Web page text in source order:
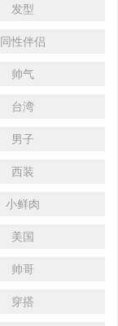
发型
同性伴侣
帅气
台湾
男子
西装
小鲜肉
美国
帅哥
穿搭